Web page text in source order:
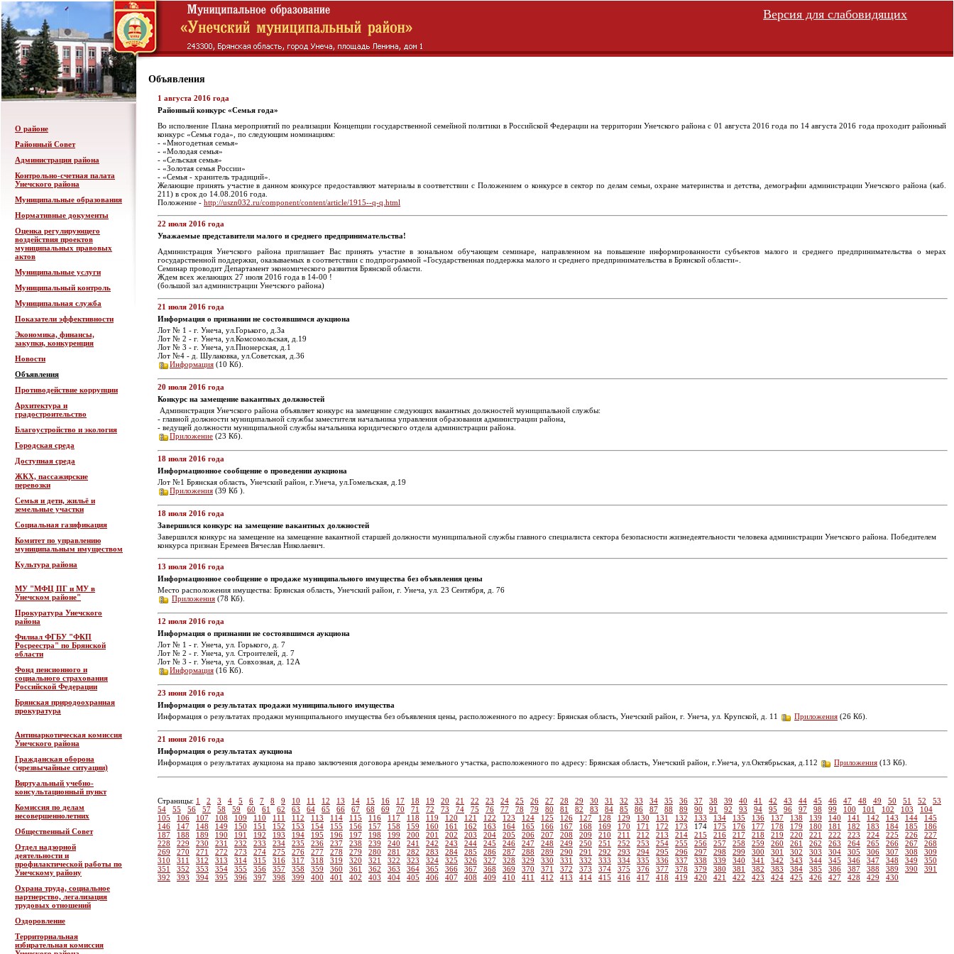
Версия для слабовидящих
О районе
Районный Совет
Администрация района
Контрольно-счетная палата
Унечского района
Муниципальные образования
Нормативные документы
Оценка регулирующего
воздействия проектов
муниципальных правовых
актов
Муниципальные услуги
Муниципальный контроль
Муниципальная служба
Показатели эффективности
Экономика, финансы,
закупки, конкуренция
Новости
Объявления
Противодействие коррупции
Архитектура и
градостроительство
Благоустройство и экология
Городская среда
Доступная среда
ЖКХ, пассажирские
перевозки
Семья и дети, жильё и
земельные участки
Социальная газификация
Комитет по управлению
муниципальным имуществом
Культура района
МУ "МФЦ ПГ и МУ в
Унечском районе"
Прокуратура Унечского
района
Филиал ФГБУ "ФКП
Росреестра" по Брянской
области
Фонд пенсионного и
социального страхования
Российской Федерации
Брянская природоохранная
прокуратура
Антинаркотическая комиссия
Унечского района
Гражданская оборона
(чрезвычайные ситуации)
Виртуальный учебно-
консультационный пункт
Комиссия по делам
несовершеннолетних
Общественный Совет
Отдел надзорной
деятельности и
профилактической работы по
Унечскому району
Охрана труда, социальное
партнерство, легализация
трудовых отношений
Оздоровление
Территориальная
избирательная комиссия
Объявления
1 августа 2016 года
Районный конкурс «Семья года»
Во исполнение Плана мероприятий по реализации Концепции государственной семейной политики в Российской Федерации на территории Унечского района с 01 августа 2016 года по 14 августа 2016 года проходит районный
конкурс «Семья года», по следующим номинациям:
- «Многодетная семья»
- «Молодая семья»
- «Сельская семья»
- «Золотая семья России»
- «Семья - хранитель традиций».
Желающие принять участие в данном конкурсе предоставляют материалы в соответствии с Положением о конкурсе в сектор по делам семьи, охране материнства и детства, демографии администрации Унечского района (каб.
211) в срок до 14.08.2016 года.
Положение - http://uszn032.ru/component/content/article/1915--q-q.html
22 июля 2016 года
Уважаемые представители малого и среднего предпринимательства!
Администрация Унечского района приглашает Вас принять участие в зональном обучающем семинаре, направленном на повышение информированности субъектов малого и среднего предпринимательства о мерах
государственной поддержки, оказываемых в соответствии с подпрограммой «Государственная поддержка малого и среднего предпринимательства в Брянской области».
Семинар проводит Департамент экономического развития Брянской области.
Ждем всех желающих 27 июля 2016 года в 14-00 !
(большой зал администрации Унечского района)
21 июля 2016 года
Информация о признании не состоявшимся аукциона
Лот № 1 - г. Унеча, ул.Горького, д.3а
Лот № 2 - г. Унеча, ул.Комсомольская, д.19
Лот № 3 - г. Унеча, ул.Пионерская, д.1
Лот №4 - д. Шулаковка, ул.Советская, д.36
Информация (10 Кб).
20 июля 2016 года
Конкурс на замещение вакантных должностей
Администрация Унечского района объявляет конкурс на замещение следующих вакантных должностей муниципальной службы:
- главной должности муниципальной службы заместителя начальника управления образования администрации района,
- ведущей должности муниципальной службы начальника юридического отдела администрации района.
Приложение (23 Кб).
18 июля 2016 года
Информационное сообщение о проведении аукциона
Лот №1 Брянская область, Унечский район, г.Унеча, ул.Гомельская, д.19
Приложения (39 Кб ).
18 июля 2016 года
Завершился конкурс на замещение вакантных должностей
Завершился конкурс на замещение на замещение вакантной старшей должности муниципальной службы главного специалиста сектора безопасности жизнедеятельности человека администрации Унечского района. Победителем
конкурса признан Еремеев Вячеслав Николаевич.
13 июля 2016 года
Информационное сообщение о продаже муниципального имущества без объявления цены
Место расположения имущества: Брянская область, Унечский район, г. Унеча, ул. 23 Сентября, д. 76
Приложения (78 Кб).
12 июля 2016 года
Информация о признании не состоявшимся аукциона
Лот № 1 - г. Унеча, ул. Горького, д. 7
Лот № 2 - г. Унеча, ул. Строителей, д. 7
Лот № 3 - г. Унеча, ул. Совхозная, д. 12А
Информация (16 Кб).
23 июня 2016 года
Информация о результатах продажи муниципального имущества
Информация о результатах продажи муниципального имущества без объявления цены, расположенного по адресу: Брянская область, Унечский район, г. Унеча, ул. Крупской, д. 11
Приложения (26 Кб).
21 июня 2016 года
Информация о результатах аукциона
Информация о результатах аукциона на право заключения договора аренды земельного участка, расположенного по адресу: Брянская область, Унечский район, г.Унеча, ул.Октябрьская, д.112
Приложения (13 Кб).
Страницы: 1 2 3 4 5 6 7 8 9 10 11 12 13 14 15 16 17 18 19 20 21 22 23 24 25 26 27 28 29 30 31 32 33 34 35 36 37 38 39 40 41 42 43 44 45 46 47 48 49 50 51 52
53
54
55 56 57 58 59 60 61 62 63 64 65 66 67 68 69 70 71 72 73 74 75 76 77 78 79 80 81 82 83 84 85 86 87 88 89 90 91 92 93 94 95 96 97 98 99 100 101 102 103
104
105
106 107 108 109 110 111 112 113 114 115 116 117 118 119 120 121 122 123 124 125 126 127 128 129 130 131 132 133 134 135 136 137 138 139 140 141 142 143 144
145
146
147 148 149 150 151 152 153 154 155 156 157 158 159 160 161 162 163 164 165 166 167 168 169 170 171 172 173 174 175 176 177 178 179 180 181 182 183 184 185
186
187
188 189 190 191 192 193 194 195 196 197 198 199 200 201 202 203 204 205 206 207 208 209 210 211 212 213 214 215 216 217 218 219 220 221 222 223 224 225 226
227
228
229 230 231 232 233 234 235 236 237 238 239 240 241 242 243 244 245 246 247 248 249 250 251 252 253 254 255 256 257 258 259 260 261 262 263 264 265 266 267
268
269
270 271 272 273 274 275 276 277 278 279 280 281 282 283 284 285 286 287 288 289 290 291 292 293 294 295 296 297 298 299 300 301 302 303 304 305 306 307 308
309
310
311 312 313 314 315 316 317 318 319 320 321 322 323 324 325 326 327 328 329 330 331 332 333 334 335 336 337 338 339 340 341 342 343 344 345 346 347 348 349
350
351
352 353 354 355 356 357 358 359 360 361 362 363 364 365 366 367 368 369 370 371 372 373 374 375 376 377 378 379 380 381 382 383 384 385 386 387 388 389 390
391
392
393 394 395 396 397 398 399 400 401 402 403 404 405 406 407 408 409 410 411 412 413 414 415 416 417 418 419 420 421 422 423 424 425 426 427 428 429 430